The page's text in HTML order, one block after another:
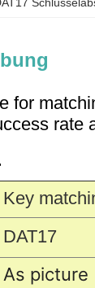
for
rate
Key
DAT17
As picture